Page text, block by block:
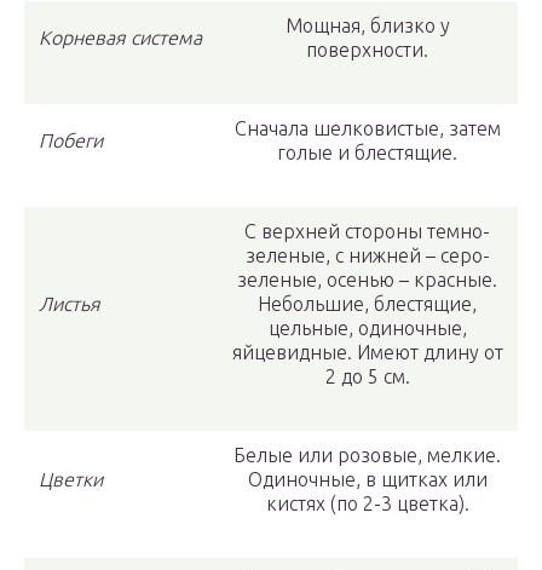
Корневая система
Мощная, близко у
поверхности.
Побеги
Сначала шелковистые, затем
голые и блестящие.
Листья
С верхней стороны темно-
зеленые, с нижней – серо-
зеленые, осенью – красные.
Небольшие, блестящие,
цельные, одиночные,
яйцевидные. Имеют длину от
2 до 5 см.
Цветки
Белые или розовые, мелкие.
Одиночные, в щитках или
кистях (по 2-3 цветка).